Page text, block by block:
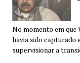
No momento em que
havia sido capturado
supervisionar a